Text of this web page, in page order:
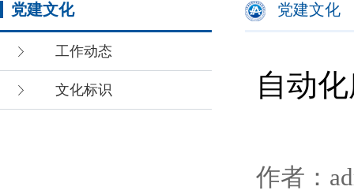
党建文化
工作动态
文化标识
党建文化
自动
作者：